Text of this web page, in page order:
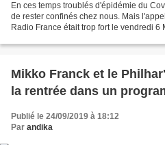
En ces temps troublés d'épidémie du
de rester confinés chez nous. Mais
Radio France était trop fort le vendredi
Mikko Franck et le
la rentrée dans un
Publié le 24/09/2019 à 18:12
Par andika